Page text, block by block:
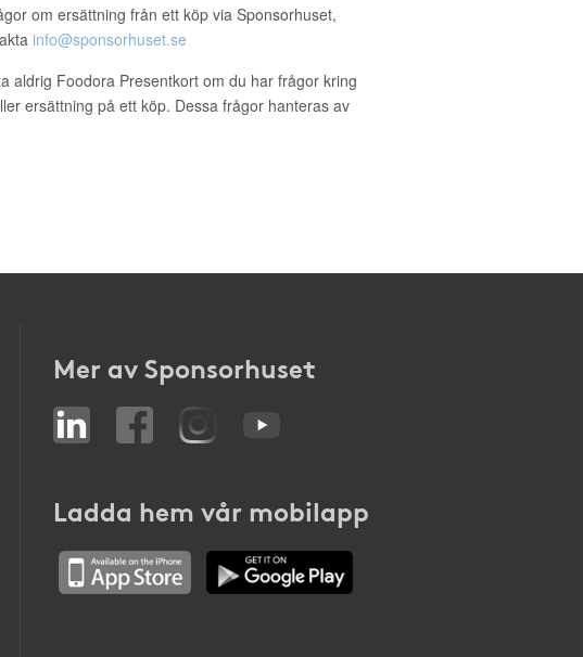
om ersättning från ett köp via Sponsorhuset,
info@sponsorhuset.se
aldrig Foodora Presentkort om du har frågor kring
ersättning på ett köp. Dessa frågor hanteras av
Mer av Sponsorhuset
Ladda hem vår mobilapp